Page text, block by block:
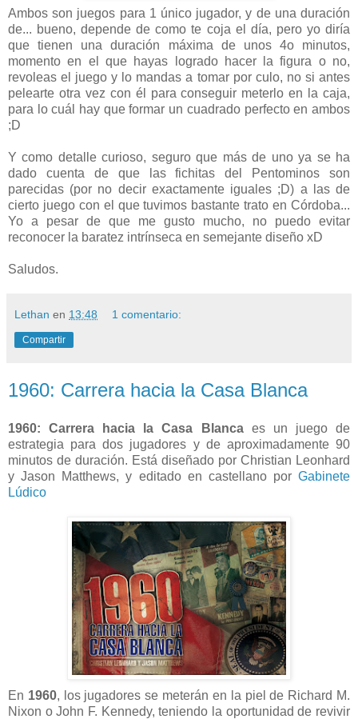
Ambos son juegos para 1 único jugador, y de una duración
de... bueno, depende de como te coja el día, pero yo diría
que tienen una duración máxima de unos 4o minutos,
momento en el que hayas logrado hacer la figura o no,
revoleas el juego y lo mandas a tomar por culo, no si antes
pelearte otra vez con él para conseguir meterlo en la caja,
para lo cuál hay que formar un cuadrado perfecto en ambos
;D
Y como detalle curioso, seguro que más de uno ya se ha
dado cuenta de que las fichitas del Pentominos son
parecidas (por no decir exactamente iguales ;D) a las de
cierto juego con el que tuvimos bastante trato en Córdoba...
Yo a pesar de que me gusto mucho, no puedo evitar
reconocer la baratez intrínseca en semejante diseño xD
Saludos.
Lethan en 13:48 1 comentario:
Compartir
1960: Carrera hacia la Casa Blanca
1960: Carrera hacia la Casa Blancaes un juego de
estrategia para dos jugadores y de aproximadamente 90
minutos de duración. Está diseñado por Christian Leonhard
y Jason Matthews, y editado en castellano por Gabinete
Lúdico
En 1960, los jugadores se meterán en la piel de Richard M.
Nixon o John F. Kennedy, teniendo la oportunidad de revivir